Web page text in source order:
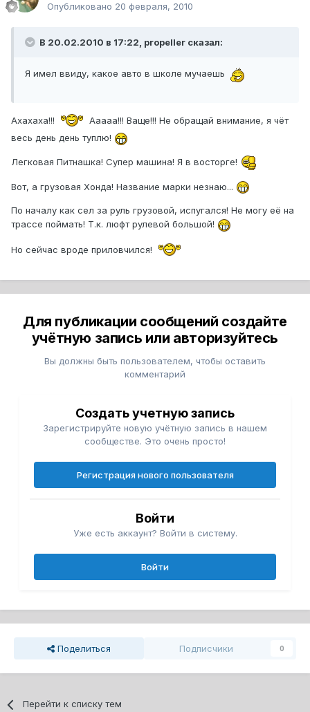
Опубликовано 20 февраля, 2010
В 20.02.2010 в 17:22, propeller сказал:
Я имел ввиду, какое авто в школе мучаешь
Ахахаха!!!
Ааааа!!! Ваще!!! Не обращай внимание, я чёт
весь день день туплю!
Легковая Питнашка! Супер машина! Я в восторге!
Вот, а грузовая Хонда! Название марки незнаю...
По началу как сел за руль грузовой, испугался! Не могу её на
трассе поймать! Т.к. люфт рулевой большой!
Но сейчас вроде приловчился!
Для публикации сообщений создайте
учётную запись или авторизуйтесь
Вы должны быть пользователем, чтобы оставить
комментарий
Создать учетную запись
Зарегистрируйте новую учётную запись в нашем
сообществе. Это очень просто!
Регистрация нового пользователя
Войти
Уже есть аккаунт? Войти в систему.
Войти
Поделиться Подписчики 0
Перейти к списку тем